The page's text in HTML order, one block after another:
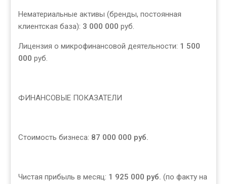
Нематериальные активы (бренды, постоянная
клиентская база): 3 000 000 руб.
Лицензия о микрофинансовой деятельности: 1 500
000 руб.
ФИНАНСОВЫЕ ПОКАЗАТЕЛИ
Стоимость бизнеса: 87 000 000 руб.
Чистая прибыль в месяц: 1 925 000 руб. (по факту на